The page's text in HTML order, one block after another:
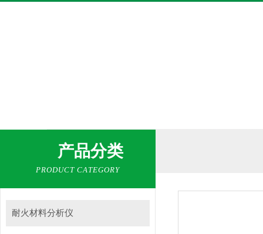
产品分类
PRODUCT CATEGORY
耐火材料分析仪